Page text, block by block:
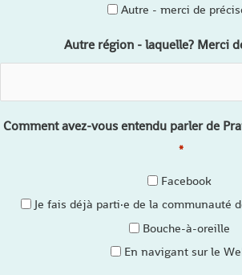
Autre - merci de
Autre région - laquelle? Merci
*
Facebook
Je fais déjà parti·e de la communauté
Bouche-à-oreille
En navigant sur le